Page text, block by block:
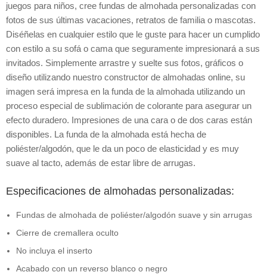
juegos para niños, cree fundas de almohada personalizadas con
fotos de sus últimas vacaciones, retratos de familia o mascotas.
Diséñelas en cualquier estilo que le guste para hacer un cumplido
con estilo a su sofá o cama que seguramente impresionará a sus
invitados. Simplemente arrastre y suelte sus fotos, gráficos o
diseño utilizando nuestro constructor de almohadas online, su
imagen será impresa en la funda de la almohada utilizando un
proceso especial de sublimación de colorante para asegurar un
efecto duradero. Impresiones de una cara o de dos caras están
disponibles. La funda de la almohada está hecha de
poliéster/algodón, que le da un poco de elasticidad y es muy
suave al tacto, además de estar libre de arrugas.
Especificaciones de almohadas personalizadas:
Fundas de almohada de poliéster/algodón suave y sin arrugas
Cierre de cremallera oculto
No incluya el inserto
Acabado con un reverso blanco o negro